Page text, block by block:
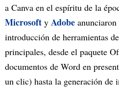
a Canva en el espíritu de la
Microsoft y Adobe
introducción de herramientas
principales, desde el paquete
documentos de Word en
un clic) hasta la generación de